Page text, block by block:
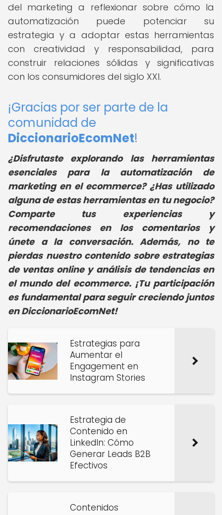
del marketing a reflexionar sobre cómo la
automatización puede potenciar su
estrategia y a adoptar estas herramientas
con creatividad y responsabilidad, para
construir relaciones sólidas y significativas
con los consumidores del siglo XXI.
¡Gracias por ser parte de la
comunidad de
DiccionarioEcomNet!
¿Disfrutaste explorando las herramientas
esenciales para la automatización de
marketing en el ecommerce? ¿Has utilizado
alguna de estas herramientas en tu negocio?
Comparte tus experiencias y
recomendaciones en los comentarios y
únete a la conversación. Además, no te
pierdas nuestro contenido sobre estrategias
de ventas online y análisis de tendencias en
el mundo del ecommerce. ¡Tu participación
es fundamental para seguir creciendo juntos
en DiccionarioEcomNet!
Estrategias para
Aumentar el
Engagement en
Instagram Stories
Estrategia de
Contenido en
LinkedIn: Cómo
Generar Leads B2B
Efectivos
Contenidos